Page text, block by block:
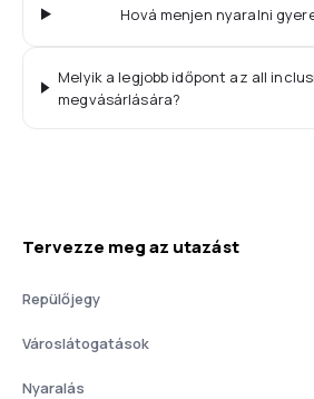
Hová menjen nyaralni
Melyik a legjobb időpont az all
megvásárlására?
Tervezze meg az utazást
Repülőjegy
Városlátogatások
Nyaralás